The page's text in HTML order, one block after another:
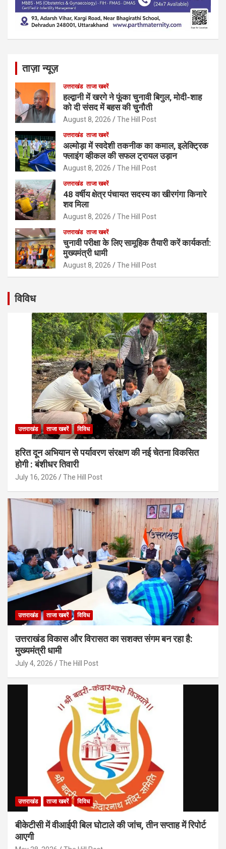
ताज़ा न्यूज़
उत्तराखंड ताजा खबरें
हल्द्वानी में खरगे ने फूंका चुनावी बिगुल, मोदी-शाह
को दी संसद में बहस की चुनौती
August 8, 2026 The Hill Post
उत्तराखंड ताजा खबरें
अल्मोड़ा में स्वदेशी तकनीक का कमाल, इलेक्ट्रिक
फ्लाइंग व्हीकल की सफल ट्रायल उड़ान
August 8, 2026 The Hill Post
उत्तराखंड ताजा खबरें
48 वर्षीय क्षेत्र पंचायत सदस्य का खीरगंगा किनारे
शव मिला
August 8, 2026 The Hill Post
उत्तराखंड ताजा खबरें
चुनावी परीक्षा के लिए सामूहिक तैयारी करें कार्यकर्ता:
मुख्यमंत्री धामी
August 8, 2026 The Hill Post
विविध
उत्तराखंड ताजा खबरें विविध
हरित दून अभियान से पर्यावरण संरक्षण की नई चेतना विकसित
होगी : बंशीधर तिवारी
July 16, 2026 The Hill Post
उत्तराखंड ताजा खबरें विविध
उत्तराखंड विकास और विरासत का सशक्त संगम बन रहा है:
मुख्यमंत्री धामी
July 4, 2026 The Hill Post
उत्तराखंड ताजा खबरें विविध
बीकेटीसी में वीआईपी बिल घोटाले की जांच, तीन सप्ताह में रिपोर्ट
आएगी